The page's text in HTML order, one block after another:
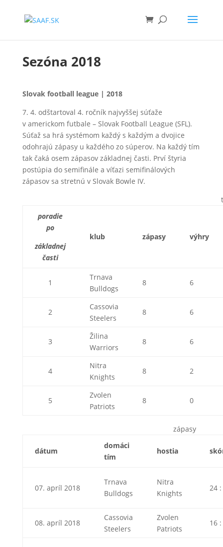
Sezóna 2018
Slovak football league | 2018
7. 4. odštartoval 4. ročník najvyššej súťaže
v americkom futbale – Slovak Football League (SFL).
Súťaž sa hrá systémom každý s každým a dvojice
odohrajú zápasy u každého zo súperov. Na každý tím
tak čaká osem zápasov základnej časti. Prví štyria
postúpia do semifinále a víťazi semifinálových
zápasov sa stretnú v Slovak Bowle IV.
poradie
po
základnej
časti
klub zápasy výhry
1
Trnava
Bulldogs
8 6
2
Cassovia
Steelers
8 6
3
Žilina
Warriors
8 6
4
Nitra
Knights
8 2
5
Zvolen
Patriots
8 0
zápasy
dátum
domáci
tím
hostia
07. apríl 2018
Trnava
Bulldogs
Nitra
Knights
24 :
08. apríl 2018
Cassovia
Steelers
Zvolen
Patriots
16